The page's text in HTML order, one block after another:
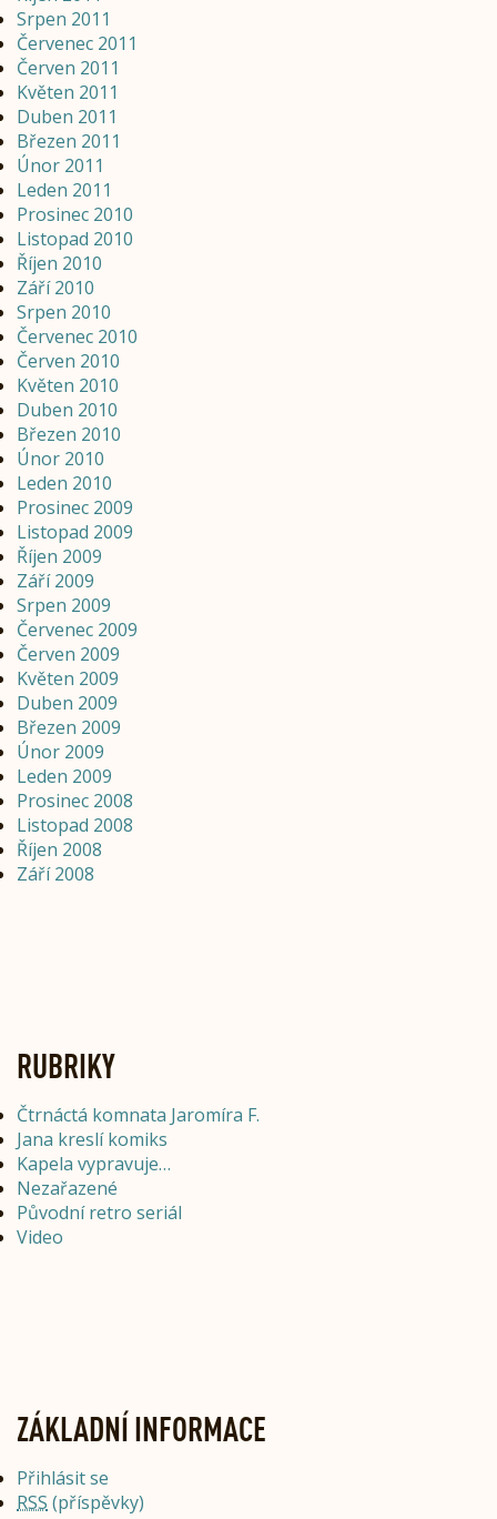
Srpen 2011
Červenec 2011
Červen 2011
Květen 2011
Duben 2011
Březen 2011
Únor 2011
Leden 2011
Prosinec 2010
Listopad 2010
Říjen 2010
Září 2010
Srpen 2010
Červenec 2010
Červen 2010
Květen 2010
Duben 2010
Březen 2010
Únor 2010
Leden 2010
Prosinec 2009
Listopad 2009
Říjen 2009
Září 2009
Srpen 2009
Červenec 2009
Červen 2009
Květen 2009
Duben 2009
Březen 2009
Únor 2009
Leden 2009
Prosinec 2008
Listopad 2008
Říjen 2008
Září 2008
RUBRIKY
Čtrnáctá komnata Jaromíra F.
Jana kreslí komiks
Kapela vypravuje…
Nezařazené
Původní retro seriál
Video
ZÁKLADNÍ INFORMACE
Přihlásit se
RSS (příspěvky)